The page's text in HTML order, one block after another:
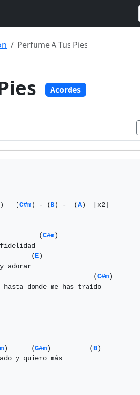
Perfume A Tus Pies
Acordes
)   (C#m) - (B) -  (A)  [x2]
(C#m)
fidelidad
(E)
y adorar
(C#m)
donde me has traído
)      (G#m)          (B)